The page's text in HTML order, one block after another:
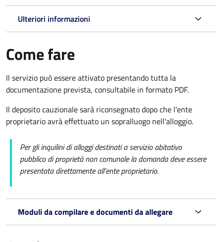
Ulteriori informazioni
Come fare
Il servizio può essere attivato presentando tutta la
documentazione prevista, consultabile in formato PDF.
Il deposito cauzionale sarà riconsegnato dopo che l'ente
proprietario avrà effettuato un sopralluogo nell'alloggio.
Per gli inquilini di alloggi destinati a servizio abitativo
pubblico di proprietà non comunale la domanda deve essere
presentata direttamente all’ente proprietario.
Moduli da compilare e documenti da allegare